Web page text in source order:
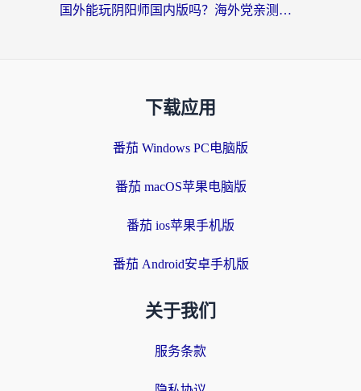
国外能玩阴阳师国内版吗？海外党亲测有效的国服游戏加速指南
下载应用
番茄 Windows PC电脑版
番茄 macOS苹果电脑版
番茄 ios苹果手机版
番茄 Android安卓手机版
关于我们
服务条款